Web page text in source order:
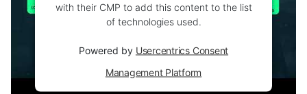
with their CMP to add this content to the list
of technologies used.
Powered by Usercentrics Consent
Management Platform